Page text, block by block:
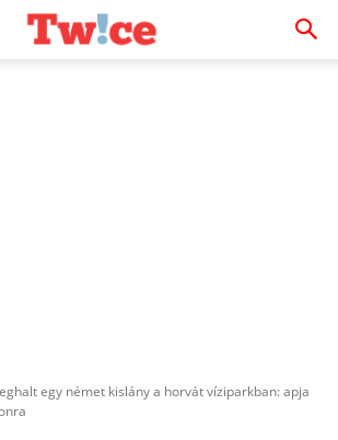
egy német kislány a horvát víziparkban: apja